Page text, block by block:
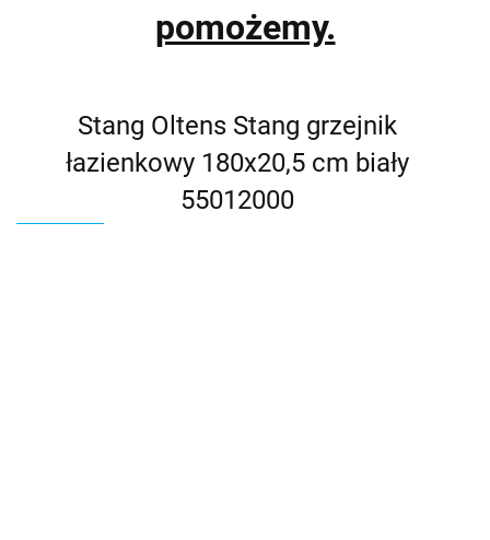
pomożemy.
Stang Oltens Stang grzejnik
łazienkowy 180x20,5 cm biały
55012000